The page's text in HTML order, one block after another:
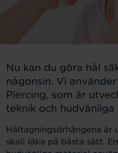
Nu kan du göra hål
någonsin. Vi
Piercing, som är
teknik och hudvänliga
Håltagningsörhängena
skall läka på bästa sätt.